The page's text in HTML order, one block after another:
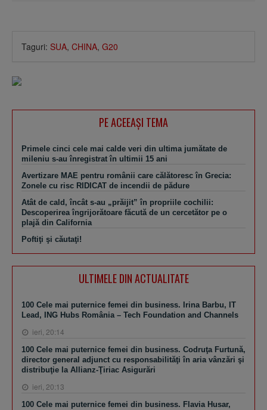
Taguri: SUA, CHINA, G20
PE ACEEAŞI TEMA
Primele cinci cele mai calde veri din ultima jumătate de
mileniu s-au înregistrat în ultimii 15 ani
Avertizare MAE pentru românii care călătoresc în Grecia:
Zonele cu risc RIDICAT de incendii de pădure
Atât de cald, încât s-au „prăijit” în propriile cochilii:
Descoperirea îngrijorătoare făcută de un cercetător pe o
plajă din California
Poftiţi şi căutaţi!
ULTIMELE DIN ACTUALITATE
100 Cele mai puternice femei din business. Irina Barbu, IT
Lead, ING Hubs România – Tech Foundation and Channels
ieri, 20:14
100 Cele mai puternice femei din business. Codruţa Furtună,
director general adjunct cu responsabilităţi în aria vânzări şi
distribuţie la Allianz-Ţiriac Asigurări
ieri, 20:13
100 Cele mai puternice femei din business. Flavia Husar,